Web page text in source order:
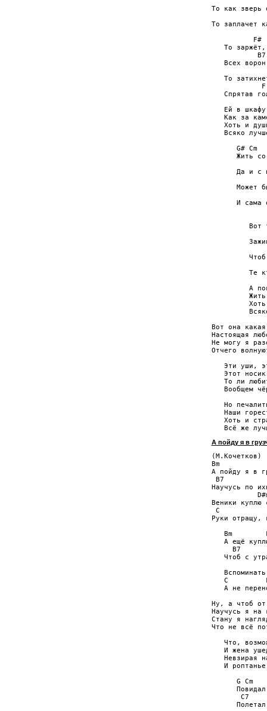
То как зверь
То заплачет
          F#
То
Всех
То
Спрятав
Ей в
Как за
Хоть и
Всяко
      G# Cm
Жить
Да и с
Может
И сама
Вот
Те
А
Вот она
Настоящая
Не могу я
Отчего
Эти уши,
Этот
То ли
Вообщем
Но
Наши
Хоть и
А пойду я в
(М.Кочетков)
Bm
А пойду я в
B7
Научусь по
Веники куплю
C
Руки отращу,
Bm
А ещё
B7
Чтоб с
C
А не
Ну, а чтоб от
Научусь я на
Стану я
Что не всё
Что,
И жена
Невзирая
И
G Cm
C7